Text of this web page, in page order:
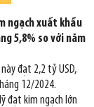
ngạch xuất khẩu
5,8% so với năm
đạt 2,2 tỷ USD,
12/2024.
đạt kim ngạch lớn